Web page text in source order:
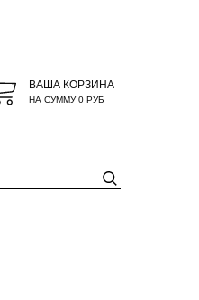
ВАША КОРЗИНА
НА СУММУ0 РУБ